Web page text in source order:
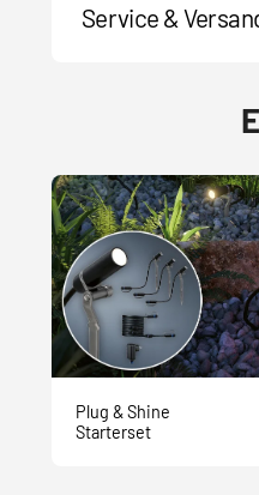
Plug & Shine
Starterset
Service &